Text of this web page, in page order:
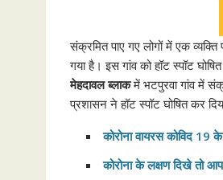
संक्रमित पाए गए लोगों में एक व्यक्ति
गया है। इस गांव को हॉट स्पॉट
मेहदावल ब्लाकमें भटपुरवा गांव में
प्रशासन ने हॉट स्पॉट घोषित कर
कोरोना वायरस कोविद 19
कोरोना के लक्षण दिखे तो